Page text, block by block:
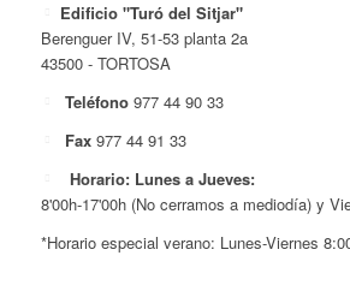
Edificio "Turó del Sitjar"
Berenguer IV, 51-53 planta 2a
43500 - TORTOSA
Teléfono 977 44 90 33
Fax 977 44 91 33
Horario: Lunes a Jueves:
8'00h-17'00h (No cerramos a mediodía) y
*Horario especial verano: Lunes-Viernes